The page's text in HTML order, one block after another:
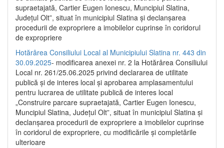
supraetajată, Cartier Eugen Ionescu, Muncipiul Slatina,
Județul Olt”, situat în municipiul Slatina și declanșarea
procedurii de expropriere a imobilelor cuprinse în coridorul
de expropriere
Hotărârea Consiliului Local al Municipiului Slatina nr. 443 din
30.09.2025- modificarea anexei nr. 2 la Hotărârea Consiliului
Local nr. 261/25.06.2025 privind declararea de utilitate
publică şi de interes local şi aprobarea amplasamentului
pentru lucrarea de utilitate publică de interes local
„Construire parcare supraetajată, Cartier Eugen Ionescu,
Muncipiul Slatina, Judeţul Olt”, situat în municipiul Slatina şi
declanşarea procedurii de expropriere a imobilelor cuprinse
în coridorul de expropriere, cu modificările şi completările
ulterioare